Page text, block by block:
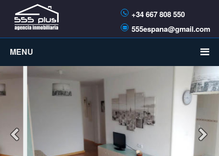
MENU
+34 667 808 550
555espana@gmail.com